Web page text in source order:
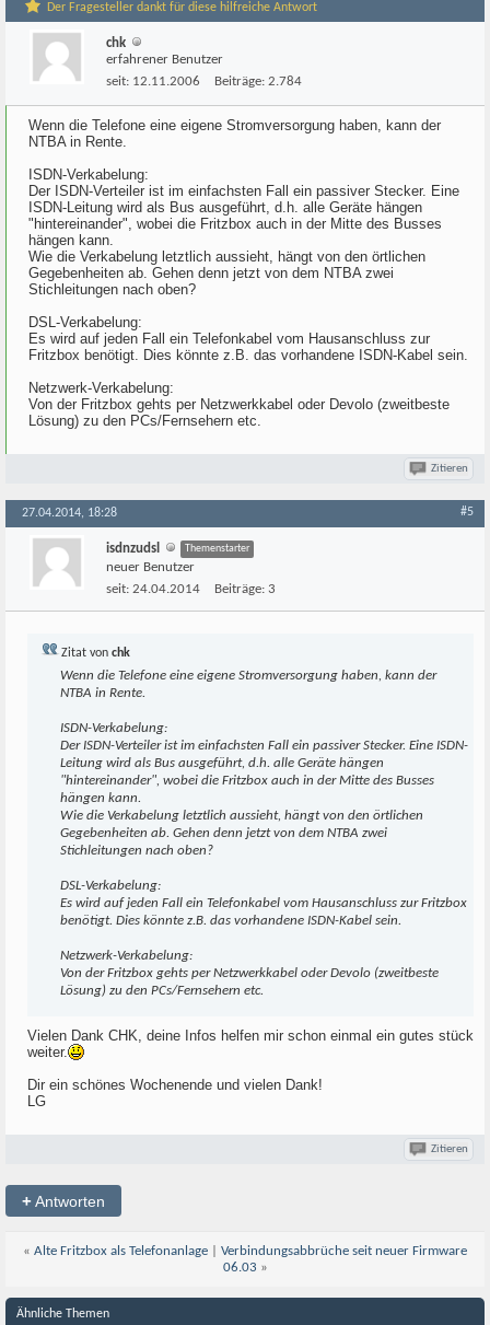
Der Fragesteller dankt für diese hilfreiche Antwort
chk
erfahrener Benutzer
seit: 12.11.2006 Beiträge: 2.784
Wenn die Telefone eine eigene Stromversorgung haben, kann der
NTBA in Rente.
ISDN-Verkabelung:
Der ISDN-Verteiler ist im einfachsten Fall ein passiver Stecker. Eine
ISDN-Leitung wird als Bus ausgeführt, d.h. alle Geräte hängen
"hintereinander", wobei die Fritzbox auch in der Mitte des Busses
hängen kann.
Wie die Verkabelung letztlich aussieht, hängt von den örtlichen
Gegebenheiten ab. Gehen denn jetzt von dem NTBA zwei
Stichleitungen nach oben?
DSL-Verkabelung:
Es wird auf jeden Fall ein Telefonkabel vom Hausanschluss zur
Fritzbox benötigt. Dies könnte z.B. das vorhandene ISDN-Kabel sein.
Netzwerk-Verkabelung:
Von der Fritzbox gehts per Netzwerkkabel oder Devolo (zweitbeste
Lösung) zu den PCs/Fernsehern etc.
Zitieren
27.04.2014, 18:28 #5
isdnzudsl Themenstarter
neuer Benutzer
seit: 24.04.2014 Beiträge: 3
Zitat von chk
Wenn die Telefone eine eigene Stromversorgung haben, kann der
NTBA in Rente.
ISDN-Verkabelung:
Der ISDN-Verteiler ist im einfachsten Fall ein passiver Stecker. Eine ISDN-
Leitung wird als Bus ausgeführt, d.h. alle Geräte hängen
"hintereinander", wobei die Fritzbox auch in der Mitte des Busses
hängen kann.
Wie die Verkabelung letztlich aussieht, hängt von den örtlichen
Gegebenheiten ab. Gehen denn jetzt von dem NTBA zwei
Stichleitungen nach oben?
DSL-Verkabelung:
Es wird auf jeden Fall ein Telefonkabel vom Hausanschluss zur Fritzbox
benötigt. Dies könnte z.B. das vorhandene ISDN-Kabel sein.
Netzwerk-Verkabelung:
Von der Fritzbox gehts per Netzwerkkabel oder Devolo (zweitbeste
Lösung) zu den PCs/Fernsehern etc.
Vielen Dank CHK, deine Infos helfen mir schon einmal ein gutes stück
weiter.
Dir ein schönes Wochenende und vielen Dank!
LG
Zitieren
+Antworten
« Alte Fritzbox als Telefonanlage
Verbindungsabbrüche seit neuer Firmware
06.03 »
Ähnliche Themen